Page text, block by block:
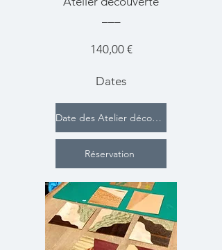
140,00 €
Dates
Date des Atelier découverte
Réservation